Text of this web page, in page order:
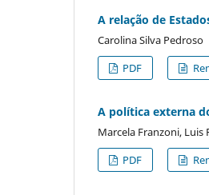
A relação de
Carolina Silva Pedroso
PDF
A política externa
Marcela Franzoni, Luis
PDF